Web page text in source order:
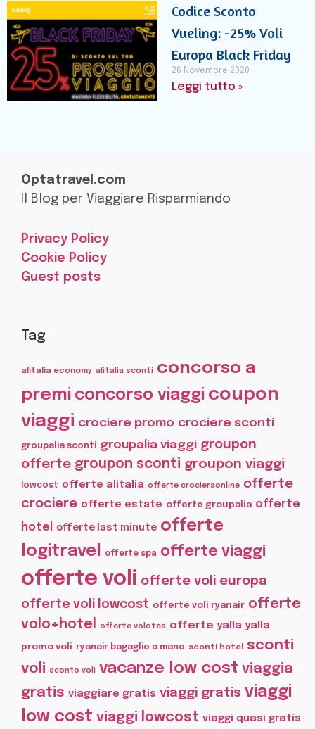
Codice Sconto
Vueling: -25% Voli
Europa Black Friday
26 Novembre 2020
Leggi tutto »
Optatravel.com
Il Blog per Viaggiare Risparmiando
Privacy Policy
Cookie Policy
Guest posts
Tag
alitalia economy alitalia sconti concorso a
premi concorso viaggi coupon
viaggi crociere promo crociere sconti
groupalia sconti groupalia viaggi groupon
offerte groupon sconti groupon viaggi
lowcost offerte alitalia offerte crocieraonline offerte
crociere offerte estate offerte groupalia offerte
hotel
offerte last minute offerte
logitravel offerte spa offerte viaggi
offerte voli offerte voli europa
offerte voli lowcost offerte voli ryanair offerte
volo+hotel offerte volotea offerte yalla yalla
promo voli ryanair bagaglio a mano sconti hotel
sconti
voli
sconto voli vacanze low cost viaggia
gratis viaggiare gratis viaggi gratis viaggi
low cost viaggi lowcost viaggi quasi gratis